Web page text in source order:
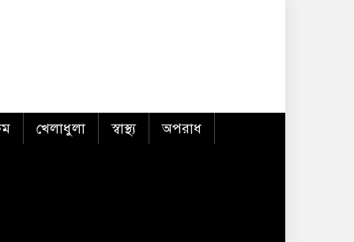
খেলাধুলা স্বাস্থ্য
অপরাধ